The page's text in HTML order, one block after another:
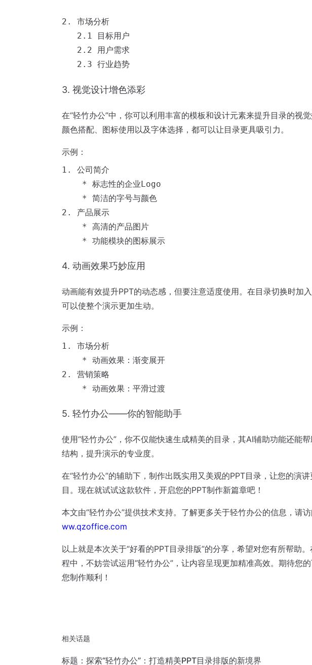
2. 市场分析
   2.1 目标用户
   2.2 用户需求
3. 视觉设计增色添彩
在“轻竹办公”中，你可以利用丰富的模板和设计元素来提升目录的视
颜色搭配、图标使用以及字体选择，都可以让目录更具吸引力。
示例：
1. 公司简介
    * 标志性的企业Logo
    * 简洁的字号与颜色
2. 产品展示
    * 高清的产品图片
4. 动画效果巧妙应用
动画能有效提升PPT的动态感，但要注意适度使用。在目录切换时加入
可以使整个演示更加生动。
示例：
1. 市场分析
    * 动画效果：渐变展开
2. 营销策略
5. 轻竹办公——你的智能助手
使用“轻竹办公”，你不仅能快速生成精美的目录，其AI辅助功能还能
结构，提升演示的专业度。
在“轻竹办公”的辅助下，制作出既实用又美观的PPT目录，让您的演
目。现在就试试这款软件，开启您的PPT制作新篇章吧！
本文由“轻竹办公”提供技术支持。了解更多关于轻竹办公的信息，请访
ww.qzoffice.com
以上就是本次关于“好看的PPT目录排版”的分享，希望对您有所帮助
程中，不妨尝试运用“轻竹办公”，让内容呈现更加精准高效。期待您
您制作顺利！
相关话题
标题：探索“轻竹办公”：打造精美PPT目录排版的新境界